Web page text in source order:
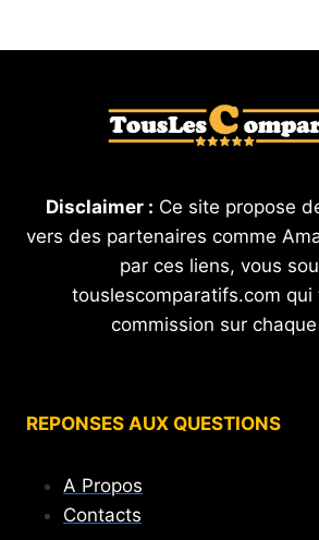
Disclaimer : Ce site propose
vers des partenaires comme
par ces liens, vous
touslescomparatifs.com qui
commission sur
REPONSES AUX QUESTIONS
A Propos
Contacts